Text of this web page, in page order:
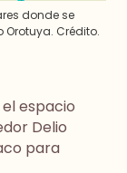
donde se
Orotuya. Crédito.
espacio
Delio
para